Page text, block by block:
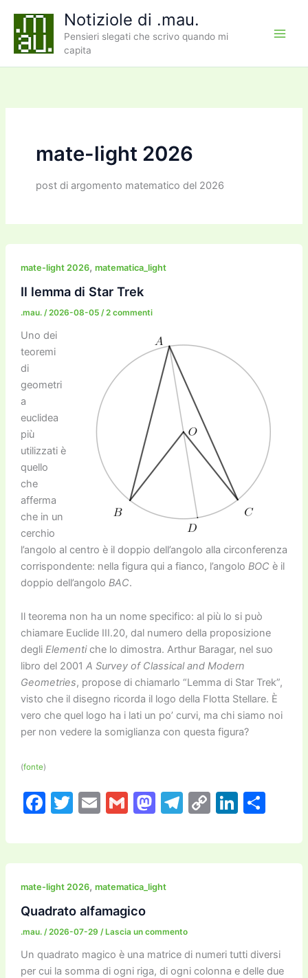
contenuto
Notiziole di .mau.
Pensieri slegati che scrivo quando mi
capita
mate-light 2026
post di argomento matematico del 2026
mate-light 2026, matematica_light
Il lemma di Star Trek
.mau. /2026-08-05 /2 commenti
Uno dei
teoremi
di
geometri
a
euclidea
più
utilizzati è
quello
che
afferma
che in un
cerchio
l’angolo al centro è il doppio dell’angolo alla circonferenza
corrispondente: nella figura qui a fianco, l’angolo BOC è il
doppio dell’angolo BAC.
Il teorema non ha un nome specifico: al più lo si può
chiamare Euclide III.20, dal numero della proposizione
degli Elementiche lo dimostra. Arthur Baragar, nel suo
libro del 2001 A Survey of Classical and Modern
Geometries, propose di chiamarlo “Lemma di Star Trek”,
visto che il disegno ricorda il logo della Flotta Stellare. È
vero che quel logo ha i lati un po’ curvi, ma chi siamo noi
per non vedere la somiglianza con questa figura?
(fonte)
F
c
e
b
o
o
k
T
itt
er
E
ai
l
G
ai
l
M
st
o
d
n
T
e
gr
C
p
y
Li
k
e
C
n
di
mate-light 2026, matematica_light
Quadrato alfamagico
.mau. /2026-07-29 /Lascia un commento
Un quadrato magico è una matrice di numeri tutti diversi
per cui la somma di ogni riga, di ogni colonna e delle due